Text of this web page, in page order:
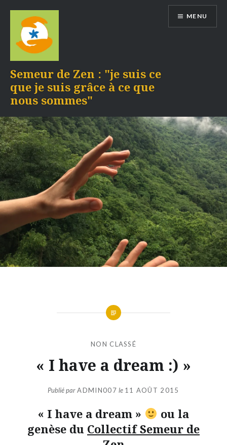
contenu
Semeur de Zen : "je suis ce
que je suis grâce à ce que
nous sommes"
MENU
NON CLASSÉ
« I have a dream :) »
Publié parADMIN007 le 11 AOÛT 2015
« I have a dream »
ou la
genèse du Collectif Semeur de